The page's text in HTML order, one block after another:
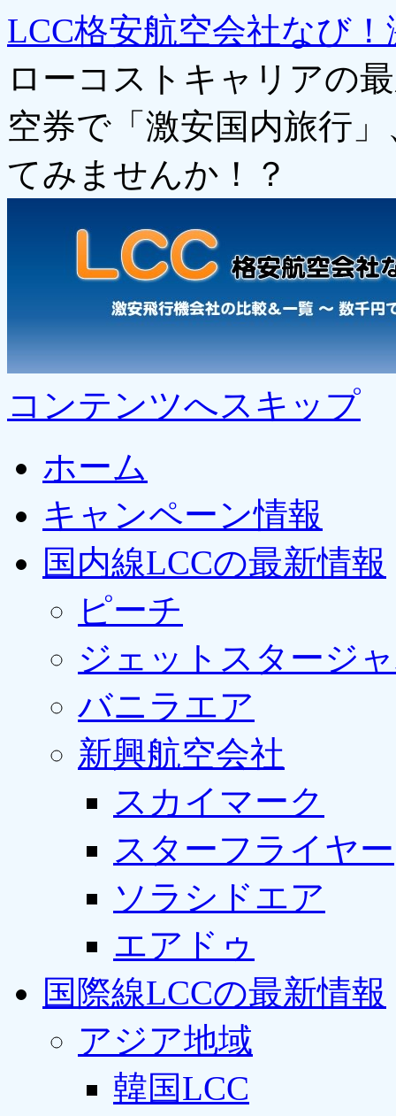
LCC格安航空会社なび
ローコストキャリアの
空券で「激安国内旅行
てみませんか！？
コンテンツへスキップ
ホーム
キャンペーン情報
国内線LCCの最新情報
ピーチ
ジェットスタージ
バニラエア
新興航空会社
スカイマーク
スターフライヤー
ソラシドエア
エアドゥ
国際線LCCの最新情報
アジア地域
韓国LCC